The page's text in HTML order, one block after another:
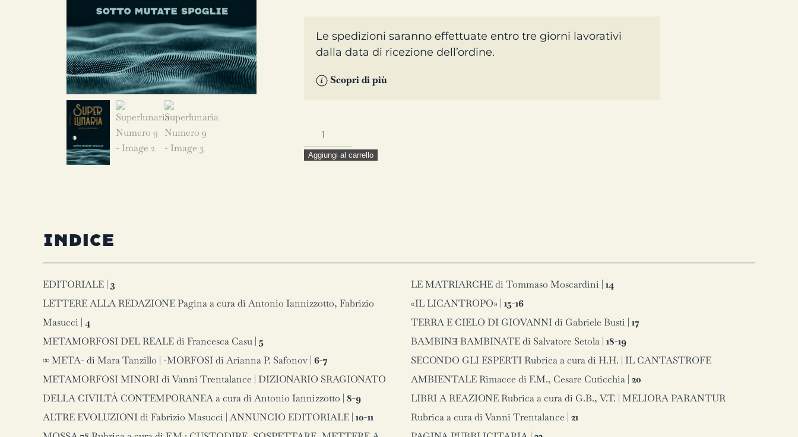
Le spedizioni saranno effettuate entro tre giorni lavorativi
dalla data di ricezione dell’ordine.
Scopri di più
Superlunaria
Numero
9Aggiungi al carrello
Indice
EDITORIALE | 3
LETTERE ALLA REDAZIONE Pagina a cura di Antonio Iannizzotto, Fabrizio
Masucci | 4
METAMORFOSI DEL REALE di Francesca Casu | 5
∞ META- di Mara Tanzillo | -MORFOSI di Arianna P. Safonov | 6-7
METAMORFOSI MINORI di Vanni Trentalance | DIZIONARIO SRAGIONATO
DELLA CIVILTÀ CONTEMPORANEA a cura di Antonio Iannizzotto | 8-9
ALTRE EVOLUZIONI di Fabrizio Masucci | ANNUNCIO EDITORIALE | 10-11
LE MATRIARCHE di Tommaso Moscardini | 14
«IL LICANTROPO» | 15-16
TERRA E CIELO DI GIOVANNI di Gabriele Busti | 17
BAMBINƎ BAMBINATE di Salvatore Setola | 18-19
SECONDO GLI ESPERTI Rubrica a cura di H.H. | IL CANTASTROFE
AMBIENTALE Rimacce di F.M., Cesare Cuticchia | 20
LIBRI A REAZIONE Rubrica a cura di G.B., V.T. | MELIORA PARANTUR
Rubrica a cura di Vanni Trentalance | 21